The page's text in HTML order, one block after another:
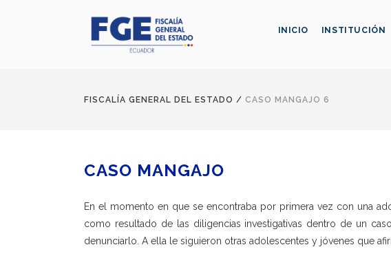
INICIO INSTITUCIÓN
FISCALÍA GENERAL DEL ESTADO / CASO MANGAJO 6
CASO MANGAJO
En el momento en que se encontraba por primera vez con una
como resultado de las diligencias investigativas dentro de un
denunciarlo. A ella le siguieron otras adolescentes y jóvenes que